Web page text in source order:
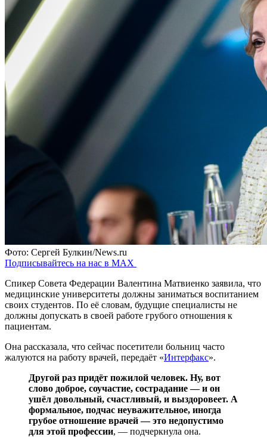
Фото: Сергей Булкин/News.ru
Подписывайтесь на нас в MAX
Спикер Совета Федерации Валентина Матвиенко заявила, что
медицинские университеты должны заниматься воспитанием
своих студентов. По её словам, будущие специалисты не
должны допускать в своей работе грубого отношения к
пациентам.
Она рассказала, что сейчас посетители больниц часто
жалуются на работу врачей, передаёт «Интерфакс».
Другой раз придёт пожилой человек. Ну, вот
слово доброе, соучастие, сострадание — и он
ушёл довольный, счастливый, и выздоровеет. А
формальное, подчас неуважительное, иногда
грубое отношение врачей — это недопустимо
для этой профессии, — подчеркнула она.